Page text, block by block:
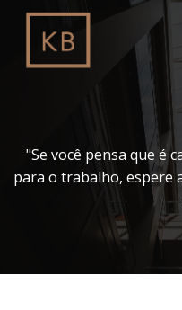
"Se você pensa que é
para o trabalho, espere